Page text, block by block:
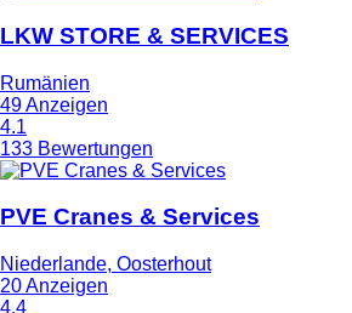
LKW STORE & SERVICES
Rumänien
49 Anzeigen
4.1
133 Bewertungen
PVE Cranes & Services
Niederlande, Oosterhout
20 Anzeigen
4.4